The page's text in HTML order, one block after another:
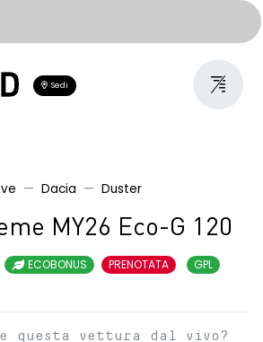
Sedi
Dacia Duster
MY26 Eco-G 120
ECOBONUS PRENOTATA
GPL
questa vettura dal vivo?